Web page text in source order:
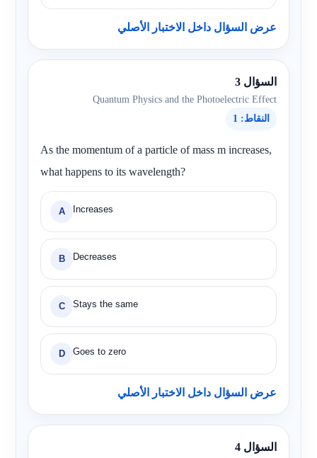
عرض السؤال داخل الاختبار الأصلي
السؤال 3
Quantum Physics and the Photoelectric Effect
النقاط: 1
As the momentum of a particle of mass m increases,
what happens to its wavelength?
A Increases
B Decreases
C Stays the same
D Goes to zero
عرض السؤال داخل الاختبار الأصلي
السؤال 4